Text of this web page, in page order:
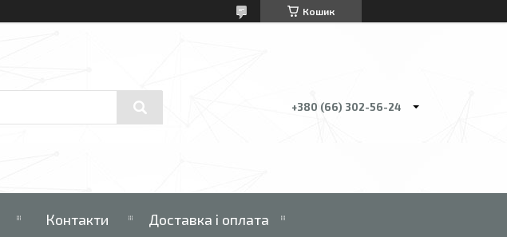
Кошик
+380 (66) 302-56-24
Контакти Доставка і оплата